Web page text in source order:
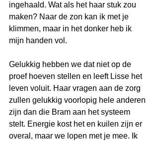
ingehaald. Wat als het haar stuk zou
maken? Naar de zon kan ik met je
klimmen, maar in het donker heb ik
mijn handen vol.
Gelukkig hebben we dat niet op de
proef hoeven stellen en leeft Lisse het
leven voluit. Haar vragen aan de zorg
zullen gelukkig voorlopig hele anderen
zijn dan die Bram aan het systeem
stelt. Energie kost het en kuilen zijn er
overal, maar we lopen met je mee. Ik